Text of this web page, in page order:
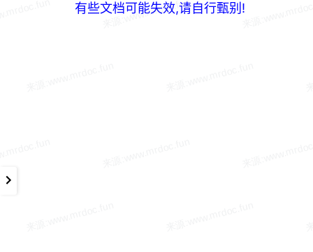
有些文档可能失效,请自行甄别!